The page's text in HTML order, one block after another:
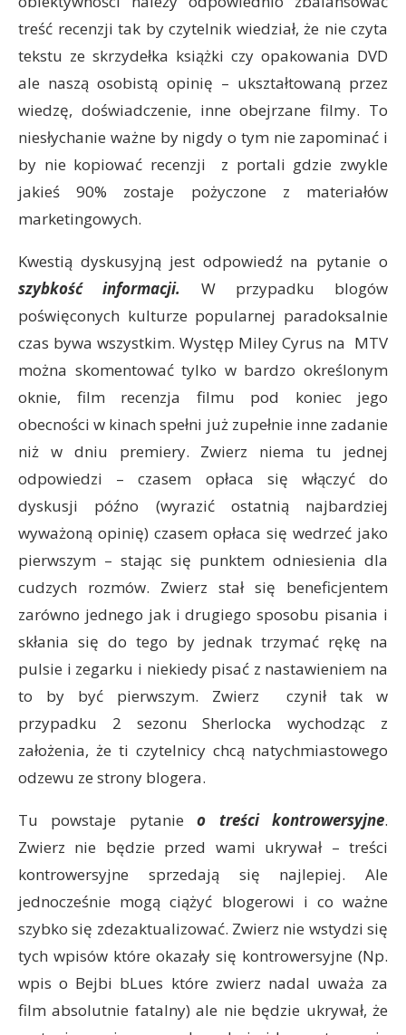
treść recenzji tak by czytelnik wiedział, że nie czyta
tekstu ze skrzydełka książki czy opakowania DVD
ale naszą osobistą opinię – ukształtowaną przez
wiedzę, doświadczenie, inne obejrzane filmy. To
niesłychanie ważne by nigdy o tym nie zapominać i
by nie kopiować recenzji z portali gdzie zwykle
jakieś 90% zostaje pożyczone z materiałów
marketingowych.
Kwestią dyskusyjną jest odpowiedź na pytanie o
szybkość informacji. W przypadku blogów
poświęconych kulturze popularnej paradoksalnie
czas bywa wszystkim. Występ Miley Cyrus na MTV
można skomentować tylko w bardzo określonym
oknie, film recenzja filmu pod koniec jego
obecności w kinach spełni już zupełnie inne zadanie
niż w dniu premiery. Zwierz niema tu jednej
odpowiedzi – czasem opłaca się włączyć do
dyskusji późno (wyrazić ostatnią najbardziej
wyważoną opinię) czasem opłaca się wedrzeć jako
pierwszym – stając się punktem odniesienia dla
cudzych rozmów. Zwierz stał się beneficjentem
zarówno jednego jak i drugiego sposobu pisania i
skłania się do tego by jednak trzymać rękę na
pulsie i zegarku i niekiedy pisać z nastawieniem na
to by być pierwszym. Zwierz czynił tak w
przypadku 2 sezonu Sherlocka wychodząc z
założenia, że ti czytelnicy chcą natychmiastowego
odzewu ze strony blogera.
Tu powstaje pytanieo treści kontrowersyjne.
Zwierz nie będzie przed wami ukrywał – treści
kontrowersyjne sprzedają się najlepiej. Ale
jednocześnie mogą ciążyć blogerowi i co ważne
szybko się zdezaktualizować. Zwierz nie wstydzi się
tych wpisów które okazały się kontrowersyjne (Np.
wpis o Bejbi bLues które zwierz nadal uważa za
film absolutnie fatalny) ale nie będzie ukrywał, że